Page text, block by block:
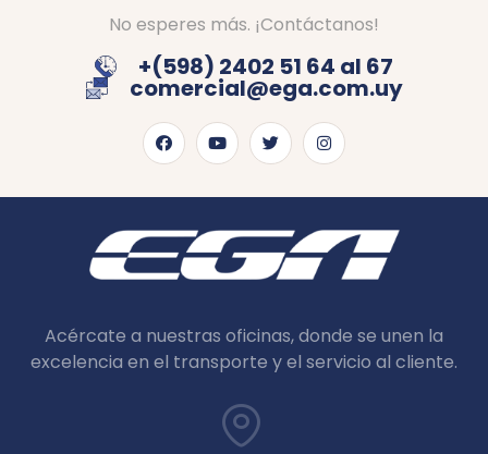
No esperes más. ¡Contáctanos!
+(598) 2402 51 64 al 67
comercial@ega.com.uy
Acércate a nuestras oficinas, donde se unen la
excelencia en el transporte y el servicio al cliente.